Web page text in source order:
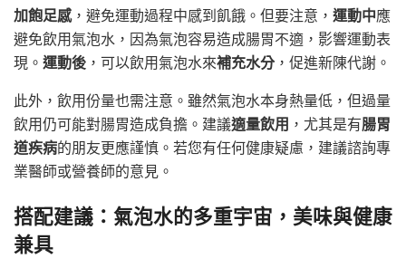
加飽足感，避免運動過程中感到飢餓。但要注意， 運動中應
避免飲用氣泡水，因為氣泡容易造成腸胃不適，影響運動表
現。 運動後 ，可以飲用氣泡水來補充水分，促進新陳代謝。
此外，飲用份量也需注意。雖然氣泡水本身熱量低，但過量
飲用仍可能對腸胃造成負擔。建議適量飲用 ，尤其是有腸胃
道疾病的朋友更應謹慎。若您有任何健康疑慮，建議諮詢專
業醫師或營養師的意見。
搭配建議：氣泡水的多重宇宙，美味與健康
兼具